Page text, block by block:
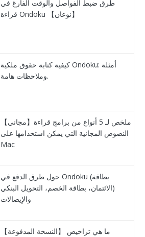
طرق ضبط الفواصل والوقت الفارغ في
قراءة Ondoku 【نوعان】
كيفية كتابة حقوق ملكية Ondoku: أمثلة
وملاحظات هامة.
【مجاني】ملخص لـ 5 أنواع من برامج قراءة
النصوص المجانية التي يمكن استخدامها على
Mac
حول طرق الدفع في Ondoku (بطاقة
الائتمان، بطاقة الخصم، التحويل البنكي)
والإيصالات
【النسخة المدفوعة】 ما هي تراخيص